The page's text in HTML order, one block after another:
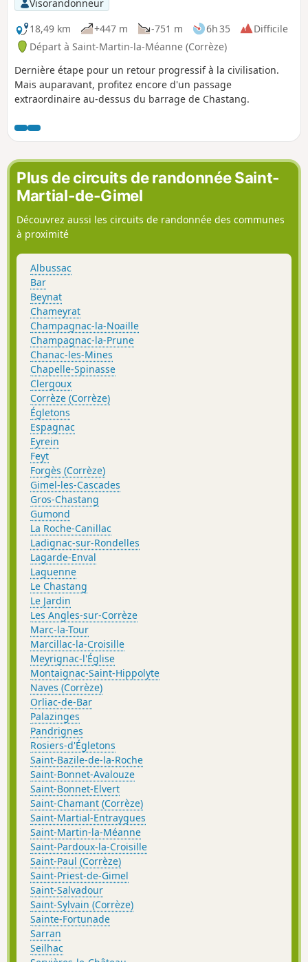
Visorandonneur
18,49 km
+447 m -751 m 6h 35
Difficile
Départ à Saint-Martin-la-Méanne (Corrèze)
Dernière étape pour un retour progressif à la civilisation.
Mais auparavant, profitez encore d'un passage
extraordinaire au-dessus du barrage de Chastang.
Plus de circuits de randonnée Saint-
Martial-de-Gimel
Découvrez aussi les circuits de randonnée des communes
à proximité
Albussac
Bar
Beynat
Chameyrat
Champagnac-la-Noaille
Champagnac-la-Prune
Chanac-les-Mines
Chapelle-Spinasse
Clergoux
Corrèze (Corrèze)
Égletons
Espagnac
Eyrein
Feyt
Forgès (Corrèze)
Gimel-les-Cascades
Gros-Chastang
Gumond
La Roche-Canillac
Ladignac-sur-Rondelles
Lagarde-Enval
Laguenne
Le Chastang
Le Jardin
Les Angles-sur-Corrèze
Marc-la-Tour
Marcillac-la-Croisille
Meyrignac-l'Église
Montaignac-Saint-Hippolyte
Naves (Corrèze)
Orliac-de-Bar
Palazinges
Pandrignes
Rosiers-d'Égletons
Saint-Bazile-de-la-Roche
Saint-Bonnet-Avalouze
Saint-Bonnet-Elvert
Saint-Chamant (Corrèze)
Saint-Martial-Entraygues
Saint-Martin-la-Méanne
Saint-Pardoux-la-Croisille
Saint-Paul (Corrèze)
Saint-Priest-de-Gimel
Saint-Salvadour
Saint-Sylvain (Corrèze)
Sainte-Fortunade
Sarran
Seilhac